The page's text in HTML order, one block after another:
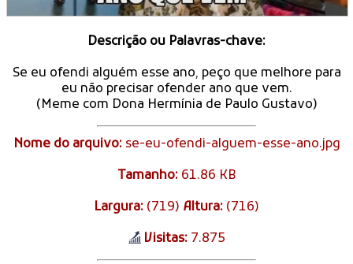
Descrição ou Palavras-chave:
Se eu ofendi alguém esse ano, peço que melhore para
eu não precisar ofender ano que vem.
(Meme com Dona Hermínia de Paulo Gustavo)
Nome do arquivo:se-eu-ofendi-alguem-esse-ano.jpg
Tamanho:61.86 KB
Largura: (719) Altura: (716)
Visitas:7.875